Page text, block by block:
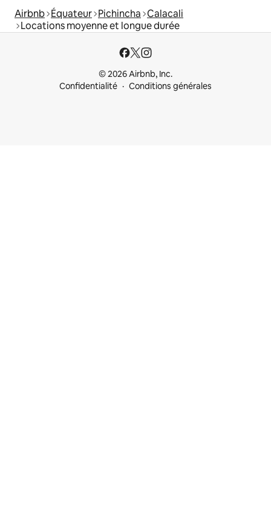
Airbnb Équateur Pichincha Calacali
Locations moyenne et longue durée
© 2026 Airbnb, Inc.
Confidentialité
Conditions générales